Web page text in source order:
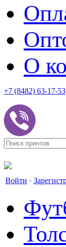
О
+7 (8482) 63-17-53
Войти ·